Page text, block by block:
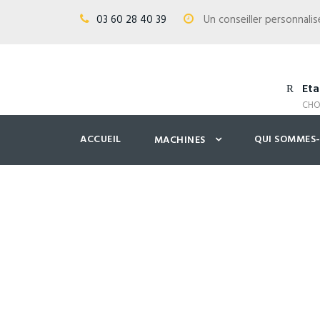
03 60 28 40 39 Un conseiller
ACCUEIL MACHINES QUI